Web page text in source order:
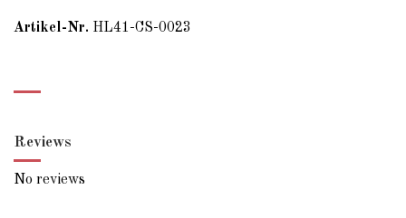
Artikel-Nr. HL41-CS-0023
Reviews
No reviews